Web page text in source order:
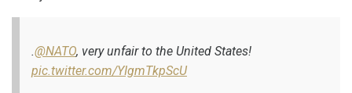
.@NATO, very unfair to the United States!
pic.twitter.com/YIgmTkpScU